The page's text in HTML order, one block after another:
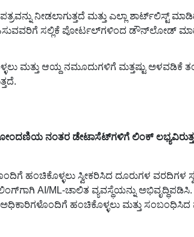
ನೀಡಲಾಗುತ್ತದೆ ಮತ್ತು ಎಲ್ಲಾ ಶಾರ್ಟ್‌ಲಿಸ್ಟ್
ಸಲ್ಲಿಕೆ ಪೋರ್ಟಲ್‌ಗಳಿಂದ ಡೌನ್‌ಲೋಡ್
ಮತ್ತು ಆಯ್ದ ನಮೂದುಗಳಿಗೆ ಮತ್ತಷ್ಟು ಅಳವಡಿಕೆ
ನಂತರ ಡೇಟಾಸೆಟ್‌ಗಳಿಗೆ ಲಿಂಕ್
ಹಂಚಿಕೊಳ್ಳಲು ಸ್ವೀಕರಿಸಿದ ದೂರುಗಳ ವರದಿಗಳ
AI/ML-ಚಾಲಿತ ವ್ಯವಸ್ಥೆಯನ್ನು ಅಭಿವೃದ್ಧಿಪಡಿಸಿ.
ಹಂಚಿಕೊಳ್ಳಲು ಮತ್ತು